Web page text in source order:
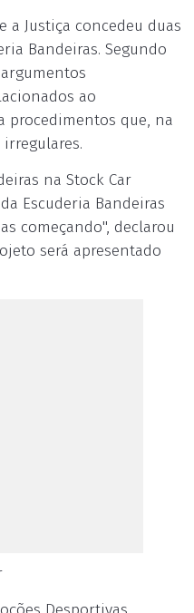
Justiça concedeu duas
Bandeiras. Segundo
ao
procedimentos que, na
na Stock Car
Escuderia Bandeiras
começando", declarou
será apresentado